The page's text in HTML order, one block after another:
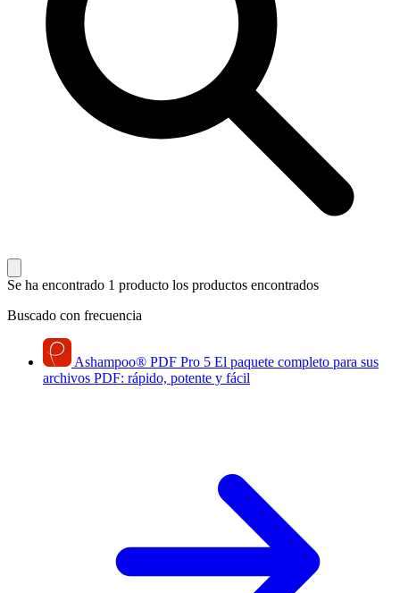
Se ha encontrado 1 producto los productos encontrados
Buscado con frecuencia
Ashampoo® PDF Pro 5 El paquete completo para sus
archivos PDF: rápido, potente y fácil